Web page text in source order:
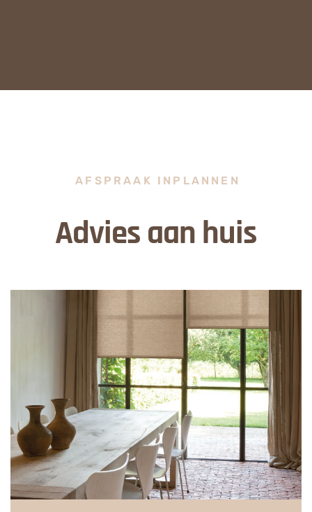
AFSPRAAK INPLANNEN
Advies aan huis